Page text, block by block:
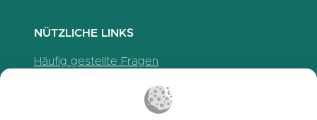
NÜTZLICHE LINKS
Häufig gestellte Fragen